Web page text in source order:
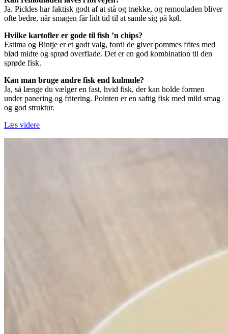
Ja. Pickles har faktisk godt af at stå og trække, og remouladen bliver
ofte bedre, når smagen får lidt tid til at samle sig på køl.
Hvilke kartofler er gode til fish ’n chips?
Estima og Bintje er et godt valg, fordi de giver pommes frites med
blød midte og sprød overflade. Det er en god kombination til den
sprøde fisk.
Kan man bruge andre fisk end kulmule?
Ja, så længe du vælger en fast, hvid fisk, der kan holde formen
under panering og fritering. Pointen er en saftig fisk med mild smag
og god struktur.
Læs videre